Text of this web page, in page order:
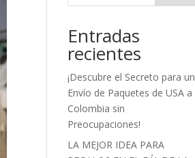
Entradas
recientes
¡Descubre el Secreto para un
Envío de Paquetes de USA a
Colombia sin
Preocupaciones!
LA MEJOR IDEA PARA